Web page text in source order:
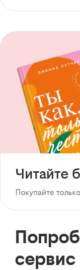
с
Читайте
Покупайте
сервис